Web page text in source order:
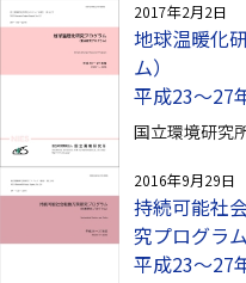
2017年2月2日
地球温暖化
ム）
平成23～27
国立環境研究
2016年9月29日
持続可能社
究プログラ
平成23～27